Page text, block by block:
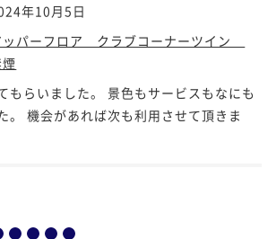
年10月5日
ッパーフロア クラブコーナーツイン
もらいました。 景色もサービスもなにも
。 機会があれば次も利用させて頂きま